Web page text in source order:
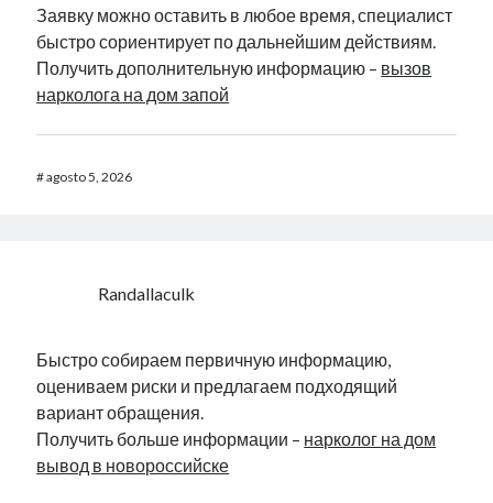
Заявку можно оставить в любое время, специалист
быстро сориентирует по дальнейшим действиям.
Получить дополнительную информацию – вызов
нарколога на дом запой
#agosto 5, 2026
Randallaculk
Быстро собираем первичную информацию,
оцениваем риски и предлагаем подходящий
вариант обращения.
Получить больше информации – нарколог на дом
вывод в новороссийске